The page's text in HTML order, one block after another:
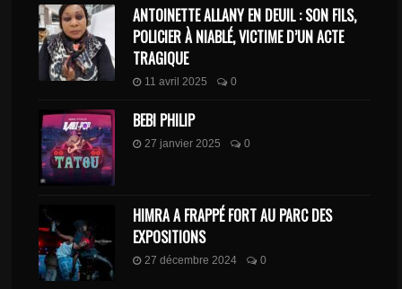
ANTOINETTE ALLANY EN DEUIL : SON FILS,
POLICIER À NIABLÉ, VICTIME D’UN ACTE
TRAGIQUE
11 avril 2025 0
BEBI PHILIP
27 janvier 2025 0
HIMRA A FRAPPÉ FORT AU PARC DES
EXPOSITIONS
27 décembre 2024 0